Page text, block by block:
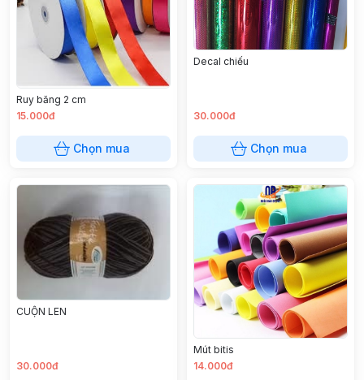
Ruy băng 2 cm
15.000đ
Chọn mua
Decal chiếu
30.000đ
Chọn mua
CUỘN LEN
30.000đ
Mút bitis
14.000đ